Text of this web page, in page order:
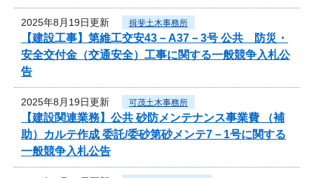
2025年8月19日更新 揖斐土木事務所
【建設工事】第維工交安43－A37－3号 公共 防災・
安全交付金（交通安全）工事に関する一般競争入札公
告
2025年8月19日更新 可茂土木事務所
【建設関連業務】公共 砂防メンテナンス事業費 （補
助）カルテ作成 委託/委砂第砂メンテ7－1号に関する
一般競争入札公告